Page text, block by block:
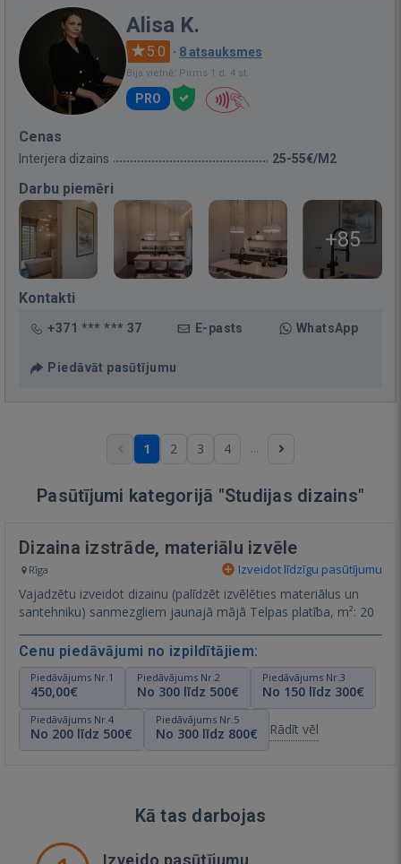
Alisa K.
5.0 · 8 atsauksmes
Bija vietnē: Pirms 1 d. 4 st.
PRO
Cenas
Interjera dizains 25-55€/M2
Darbu piemēri
+85
Kontakti
+371 *** *** 37 E-pasts WhatsApp
Piedāvāt pasūtījumu
1 2 3 4 ...
Pasūtījumi kategorijā "Studijas dizains"
Dizaina izstrāde, materiālu izvēle
Rīga Izveidot līdzīgu pasūtījumu
Vajadzētu izveidot dizainu (palīdzēt izvēlēties materiālus un
santehniku) sanmezgliem jaunajā mājā Telpas platība, m²: 20
Cenu piedāvājumi no izpildītājiem:
Piedāvājums Nr.1
450,00€
Piedāvājums Nr.2
No 300 līdz 500€
Piedāvājums Nr.3
No 150 līdz 300€
Piedāvājums Nr.4
No 200 līdz 500€
Piedāvājums Nr.5
No 300 līdz 800€ Rādīt vēl
Kā tas darbojas
Izveido pasūtījumu